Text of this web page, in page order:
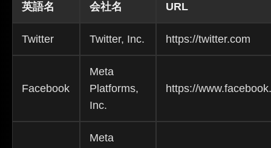
英語名 会社名 URL
Twitter Twitter, Inc. https://twitter.com
Facebook
Meta
Platforms,
Inc.
https://
Meta